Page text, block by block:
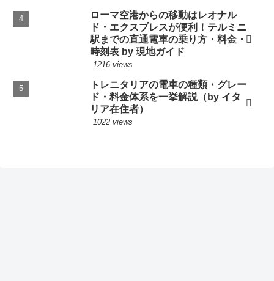
ローマ空港からの移動はレオナル
ド・エクスプレスが便利！テルミニ
駅までの直通電車の乗り方・料金・
時刻表 by 現地ガイド
1216 views
トレニタリアの電車の種類・グレー
ド・料金体系を一挙解説（by イタ
リア在住者）
1022 views